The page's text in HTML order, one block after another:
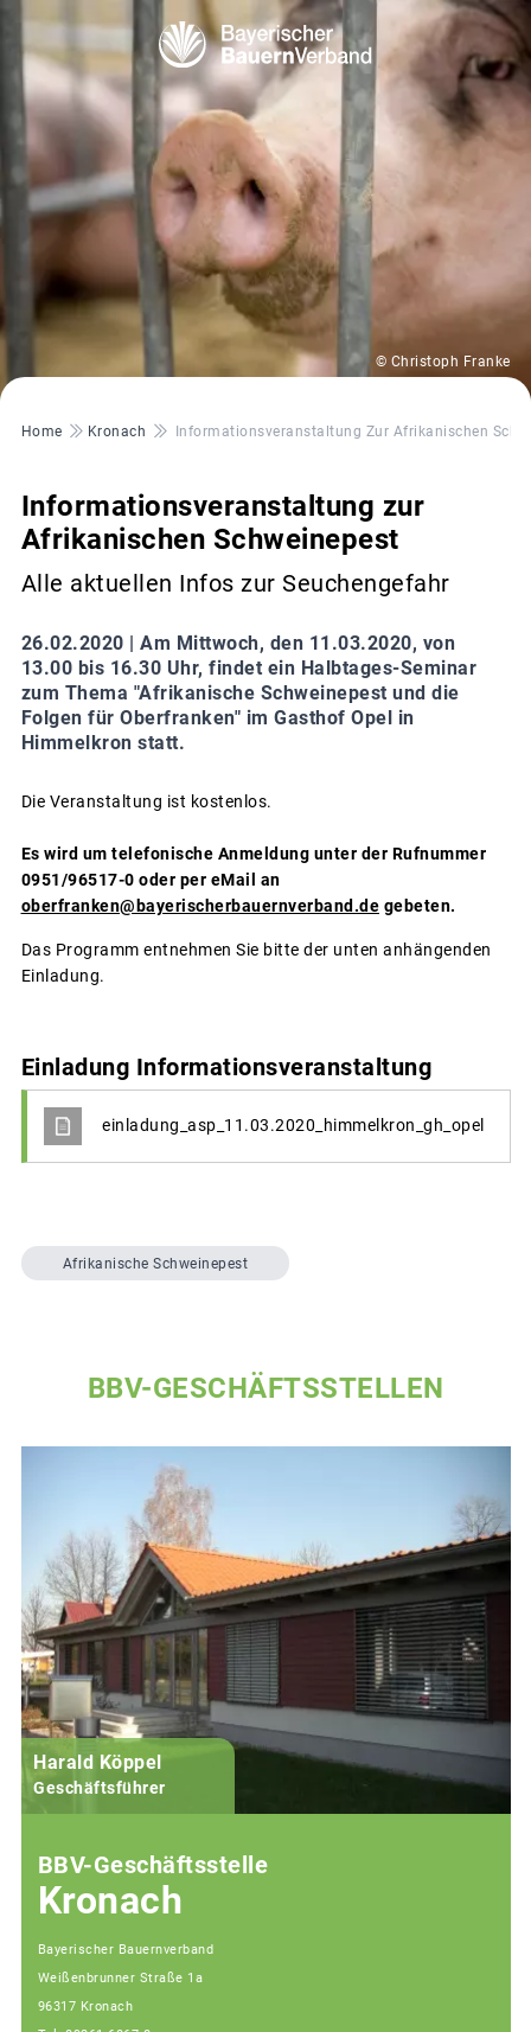
© Christoph Franke
Pfadnavigation
Home Kronach Informationsveranstaltung Zur Afrikanischen
Informationsveranstaltung zur
Afrikanischen Schweinepest
Alle aktuellen Infos zur Seuchengefahr
26.02.2020 | Am Mittwoch, den 11.03.2020, von
13.00 bis 16.30 Uhr, findet ein Halbtages-Seminar
zum Thema "Afrikanische Schweinepest und die
Folgen für Oberfranken" im Gasthof Opel in
Himmelkron statt.
Die Veranstaltung ist kostenlos.
Es wird um telefonische Anmeldung unter der Rufnummer
0951/96517-0 oder per eMail an
oberfranken@bayerischerbauernverband.de gebeten.
Das Programm entnehmen Sie bitte der unten anhängenden
Einladung.
Einladung Informationsveranstaltung
einladung_asp_11.03.2020_himmelkron_gh_opel
Afrikanische Schweinepest
BBV-GESCHÄFTSSTELLEN
Harald Köppel
Geschäftsführer
BBV-Geschäftsstelle
Kronach
Bayerischer Bauernverband
Weißenbrunner Straße 1a
96317 Kronach